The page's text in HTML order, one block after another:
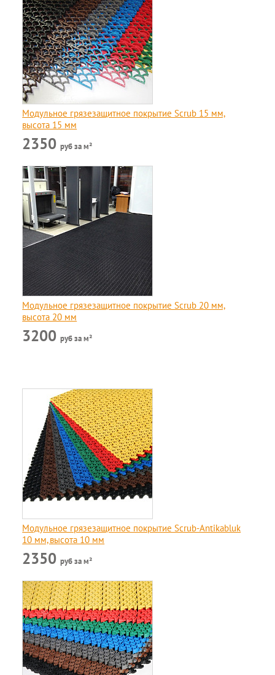
Модульное грязезащитное покрытие Scrub 15 мм,
высота 15 мм
2350руб за м²
Модульное грязезащитное покрытие Scrub 20 мм,
высота 20 мм
3200руб за м²
Модульное грязезащитное покрытие Scrub-Antikabluk
10 мм, высота 10 мм
2350руб за м²